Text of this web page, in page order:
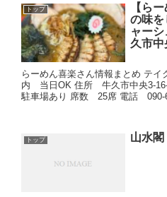
トップ
【ら
の味を
ャー
久市
らーめん喜楽さん情報まとめ テ
内 当日OK 住所 牛久市中央3-
駐車場あり 席数 25席 電話 090-
トップ 山水閣